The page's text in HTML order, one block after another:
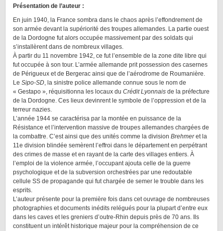
Présentation de l’auteur :
En juin 1940, la France sombra dans le chaos après l’effondrement de
son armée devant la supériorité des troupes allemandes. La partie ouest
de la Dordogne fut alors occupée massivement par des soldats qui
s’installèrent dans de nombreux villages.
À partir du 11 novembre 1942, ce fut l’ensemble de la zone dite libre qui
fut occupée à son tour. L’armée allemande prit possession des casernes
de Périgueux et de Bergerac ainsi que de l’aérodrome de Roumanière.
Le Sipo-SD, la sinistre police allemande connue sous le nom de
« Gestapo », réquisitionna les locaux du Crédit Lyonnais de la préfecture
de la Dordogne. Ces lieux devinrent le symbole de l’oppression et de la
terreur nazies.
L’année 1944 se caractérisa par la montée en puissance de la
Résistance et l’intervention massive de troupes allemandes chargées de
la combattre. C’est ainsi que des unités comme la division Brehmeret la
11e division blindée semèrent l’effroi dans le département en perpétrant
des crimes de masse et en rayant de la carte des villages entiers. À
l’emploi de la violence armée, l’occupant ajouta celle de la guerre
psychologique et de la subversion orchestrées par une redoutable
cellule SS de propagande qui fut chargée de semer le trouble dans les
esprits.
L’auteur présente pour la première fois dans cet ouvrage de nombreuses
photographies et documents inédits relégués pour la plupart d’entre eux
dans les caves et les greniers d’outre-Rhin depuis près de 70 ans. Ils
constituent un intérêt historique majeur pour la compréhension de ce